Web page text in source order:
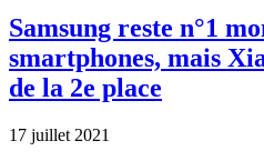
Samsung reste n°1
smartphones, mais
de la 2e place
17 juillet 2021